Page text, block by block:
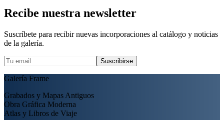
Recibe nuestra newsletter
Suscríbete para recibir nuevas incorporaciones al catálogo y noticias
de la galería.
Suscribirse
Galería Frame
Grabados y Mapas Antiguos
Obra Gráfica Moderna
Atlas y Libros de Viaje